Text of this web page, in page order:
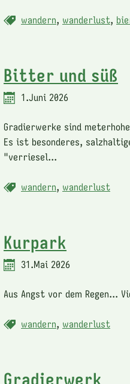
wandern, wanderlust,
Bitter und süß
1.Juni 2026
Gradierwerke sind
Es ist besonderes,
"verriesel...
wandern, wanderlust
Kurpark
31.Mai 2026
Aus Angst vor dem Regen...
wandern, wanderlust
Gradierwerk